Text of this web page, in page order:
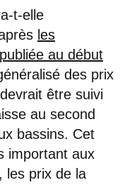
t-elle
les
au début
des prix
être suivi
au second
bassins. Cet
important aux
les prix de la